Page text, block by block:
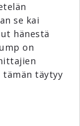
se kai
hänestä
on
tämän täytyy